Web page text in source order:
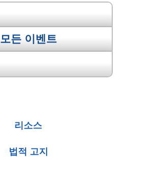
모든 이벤트
리소스
법적 고지